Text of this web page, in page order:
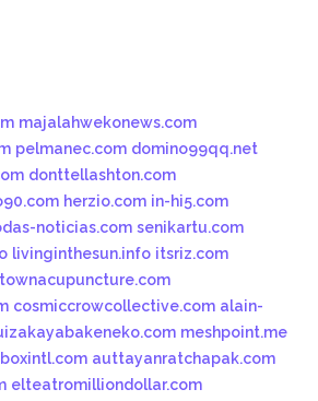
majalahwekonews.com
pelmanec.com domino99qq.net
donttellashton.com
herzio.com in-hi5.com
noticias.com senikartu.com
livinginthesun.info itsriz.com
cosmiccrowcollective.com alain-
meshpoint.me
auttayanratchapak.com
elteatromilliondollar.com